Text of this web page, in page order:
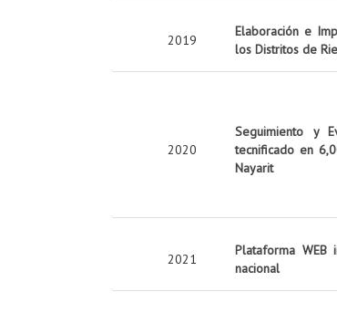
2019
Elaboración e
los Distritos de
2020
Seguimiento y
tecnificado en
Nayarit
2021
Plataforma
nacional